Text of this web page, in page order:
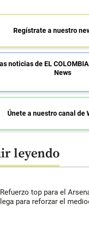
Regístrate a nuestro
noticias de EL
News
Únete a nuestro canal de
leyendo
top para el
llega para reforzar el